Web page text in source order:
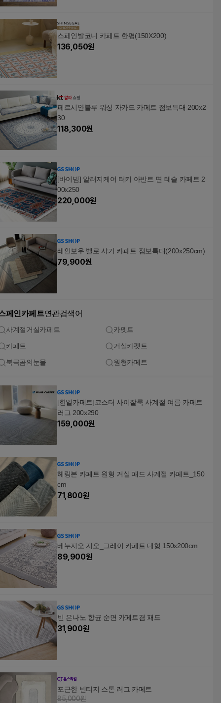
스페인발코니 카페트 한평(150X200)
136,050원
페르시안블루 워싱 자카드 카페트 점보특대 200x2
30
118,300원
[바이빔] 알러지케어 터키 아반트 면 테슬 카페트 2
00x250
220,000원
레인보우 벨로 샤기 카페트 점보특대(200x250cm)
79,900원
페인카페트연관검색어
사계절거실카페트 카펫트
카페트 거실카펫트
북극곰의눈물 원형카페트
[한일카페트]코스터 사이잘룩 사계절 여름 카페트
러그 200x290
159,000원
헤링본 카페트 원형 거실 패드 사계절 카페트_150
cm
71,800원
베누지오 지오_그레이 카페트 대형 150x200cm
89,900원
빈 은나노 항균 순면 카페트겸 패드
31,900원
포근한 빈티지 스톤 러그 카페트
85,000원